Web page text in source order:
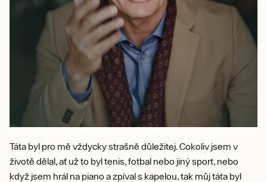
Táta byl pro mě vždycky strašně důležitej. Cokoliv jsem v
životě dělal, ať už to byl tenis, fotbal nebo jiný sport, nebo
když jsem hrál na piano a zpíval s kapelou, tak můj táta byl